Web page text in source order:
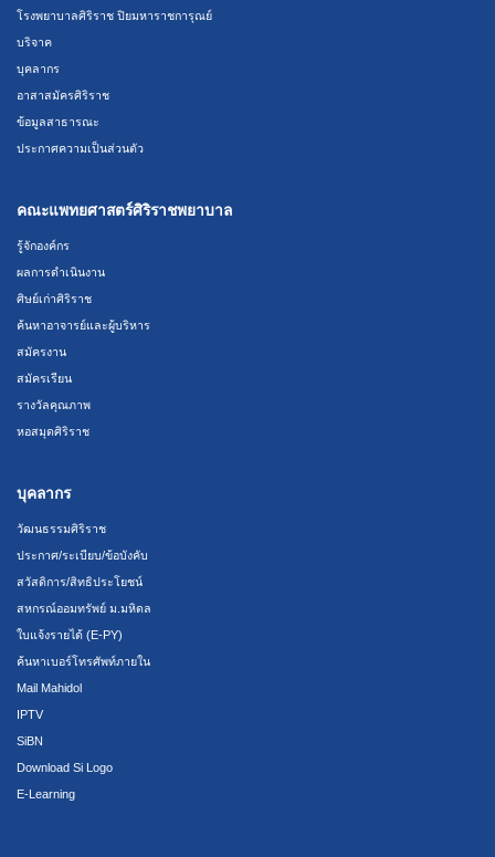
โรงพยาบาลศิริราช ปิยมหาราชการุณย์
บริจาค
บุคลากร
อาสาสมัครศิริราช
ข้อมูลสาธารณะ
ประกาศความเป็นส่วนตัว
คณะแพทยศาสตร์ศิริราชพยาบาล
รู้จักองค์กร
ผลการดำเนินงาน
ศิษย์เก่าศิริราช
ค้นหาอาจารย์และผู้บริหาร
สมัครงาน
สมัครเรียน
รางวัลคุณภาพ
หอสมุดศิริราช
บุคลากร
วัฒนธรรมศิริราช
ประกาศ/ระเบียบ/ข้อบังคับ
สวัสดิการ/สิทธิประโยชน์
สหกรณ์ออมทรัพย์ ม.มหิดล
ใบแจ้งรายได้ (E-PY)
ค้นหาเบอร์โทรศัพท์ภายใน
Mail Mahidol
IPTV
SiBN
Download Si Logo
E-Learning